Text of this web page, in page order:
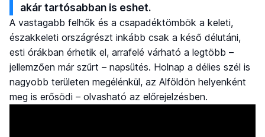
akár tartósabban is eshet.
A vastagabb felhők és a csapadéktömbök a keleti,
északkeleti országrészt inkább csak a késő délutáni,
esti órákban érhetik el, arrafelé várható a legtöbb –
jellemzően már szűrt – napsütés. Holnap a délies szél is
nagyobb területen megélénkül, az Alföldön helyenként
meg is erősödi – olvasható az előrejelzésben.